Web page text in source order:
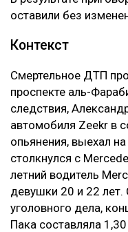
оставили без
Контекст
Смертельное ДТП
проспекте аль-
следствия,
автомобиля Zeekr в
опьянения, выехал
столкнулся с
летний водитель
девушки 20 и 22 лет.
уголовного дела,
Пака составляла